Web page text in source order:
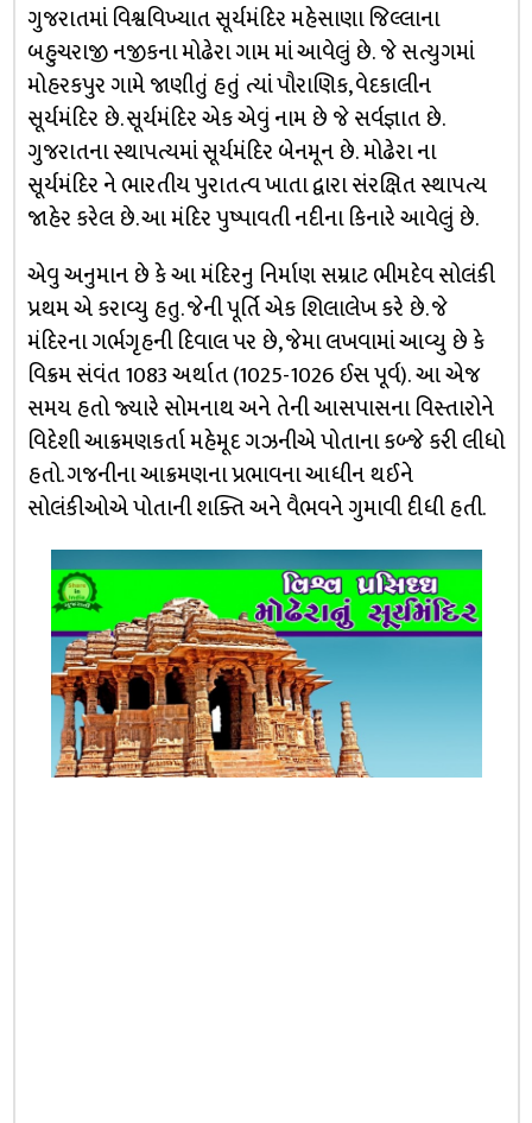
ગુજરાતમાં વિશ્વવિખ્યાત સૂર્યમંદિર મહેસાણા જિલ્લાના
બહુચરાજી નજીકના મોઢેરા ગામ માં આવેલું છે. જે સત્યુગમાં
મોહરકપુર ગામે જાણીતું હતું ત્યાં પૌરાણિક, વેદકાલીન
સૂર્યમંદિર છે. સૂર્યમંદિર એક એવું નામ છે જે સર્વજ્ઞાત છે.
ગુજરાતના સ્થાપત્યમાં સૂર્યમંદિર બેનમૂન છે. મોઢેરા ના
સૂર્યમંદિર ને ભારતીય પુરાતત્વ ખાતા દ્વારા સંરક્ષિત સ્થાપત્ય
જાહેર કરેલ છે. આ મંદિર પુષ્પાવતી નદીના કિનારે આવેલું છે.
એવુ અનુમાન છે કે આ મંદિરનુ નિર્માણ સમ્રાટ ભીમદેવ સોલંકી
પ્રથમ એ કરાવ્યુ હતુ. જેની પૂર્તિ એક શિલાલેખ કરે છે. જે
મંદિરના ગર્ભગૃહની દિવાલ પર છે, જેમા લખવામાં આવ્યુ છે કે
વિક્રમ સંવંત 1083 અર્થાત (1025-1026 ઈસ પૂર્વ). આ એજ
સમય હતો જ્યારે સોમનાથ અને તેની આસપાસના વિસ્તારોને
વિદેશી આક્રમણકર્તા મહેમૂદ ગઝનીએ પોતાના કબ્જે કરી લીધો
હતો. ગજનીના આક્રમણના પ્રભાવના આધીન થઈને
સોલંકીઓએ પોતાની શક્તિ અને વૈભવને ગુમાવી દીધી હતી.